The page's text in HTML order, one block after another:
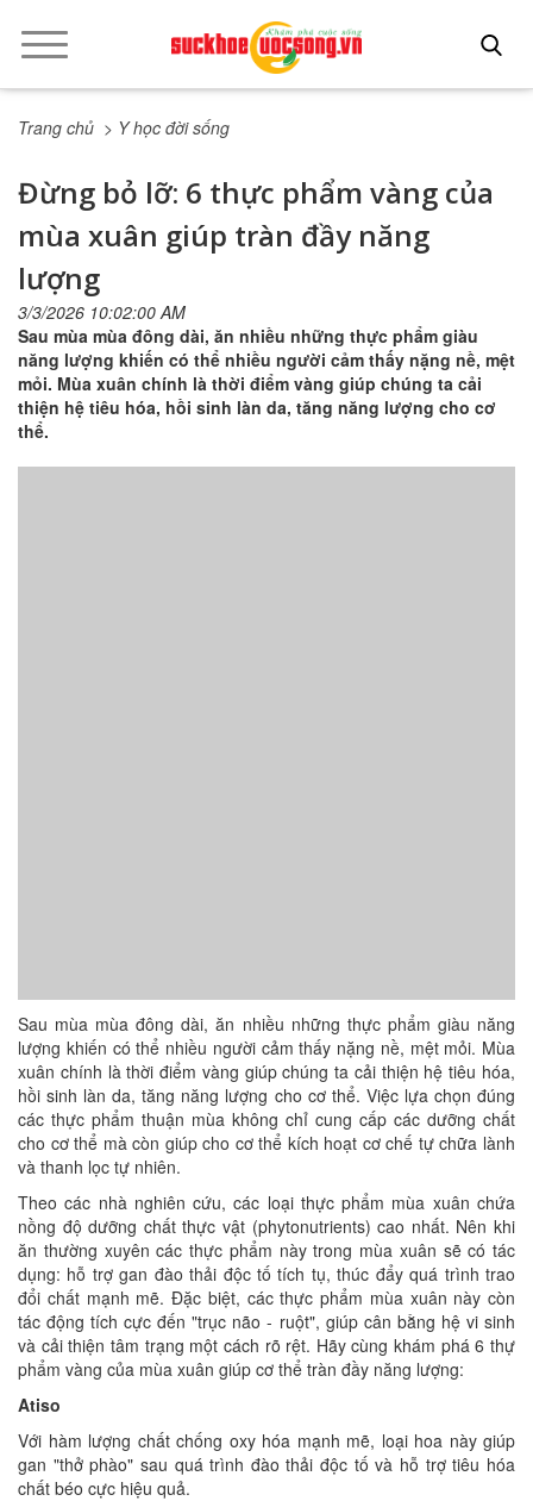
Trang chủ > Y học đời sống
Đừng bỏ lỡ: 6 thực phẩm vàng của
mùa xuân giúp tràn đầy năng
lượng
3/3/2026 10:02:00 AM
Sau mùa mùa đông dài, ăn nhiều những thực phẩm giàu
năng lượng khiến có thể nhiều người cảm thấy nặng nề, mệt
mỏi. Mùa xuân chính là thời điểm vàng giúp chúng ta cải
thiện hệ tiêu hóa, hồi sinh làn da, tăng năng lượng cho cơ
thể.
Sau mùa mùa đông dài, ăn nhiều những thực phẩm giàu năng
lượng khiến có thể nhiều người cảm thấy nặng nề, mệt mỏi. Mùa
xuân chính là thời điểm vàng giúp chúng ta cải thiện hệ tiêu hóa,
hồi sinh làn da, tăng năng lượng cho cơ thể. Việc lựa chọn đúng
các thực phẩm thuận mùa không chỉ cung cấp các dưỡng chất
cho cơ thể mà còn giúp cho cơ thể kích hoạt cơ chế tự chữa lành
và thanh lọc tự nhiên.
Theo các nhà nghiên cứu, các loại thực phẩm mùa xuân chứa
nồng độ dưỡng chất thực vật (phytonutrients) cao nhất. Nên khi
ăn thường xuyên các thực phẩm này trong mùa xuân sẽ có tác
dụng: hỗ trợ gan đào thải độc tố tích tụ, thúc đẩy quá trình trao
đổi chất mạnh mẽ. Đặc biệt, các thực phẩm mùa xuân này còn
tác động tích cực đến "trục não - ruột", giúp cân bằng hệ vi sinh
và cải thiện tâm trạng một cách rõ rệt. Hãy cùng khám phá 6 thự
phẩm vàng của mùa xuân giúp cơ thể tràn đầy năng lượng:
Atiso
Với hàm lượng chất chống oxy hóa mạnh mẽ, loại hoa này giúp
gan "thở phào" sau quá trình đào thải độc tố và hỗ trợ tiêu hóa
chất béo cực hiệu quả.